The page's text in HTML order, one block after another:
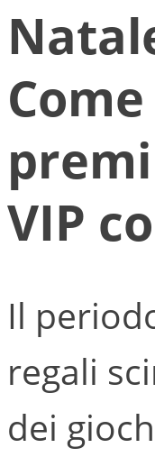
VIP
Il
regali
dei